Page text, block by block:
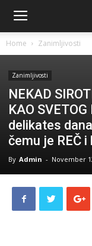
Home Zanimljivosti
Zanimljivosti
NEKAD
KAO
delikates
čemu je REČ
By Admin - November